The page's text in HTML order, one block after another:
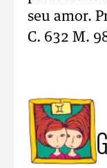
seu amor.
C. 632 M.